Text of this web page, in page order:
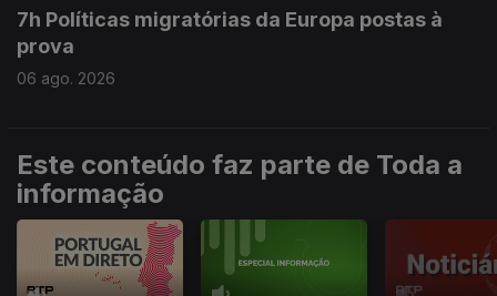
7h Políticas migratórias da Europa postas à
prova
06 ago. 2026
Este conteúdo faz parte de Toda a
informação